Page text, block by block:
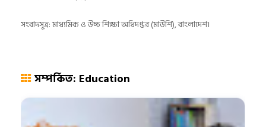
সংবাদসূত্র: মাধ্যমিক ও উচ্চ শিক্ষা অধিদপ্তর (মাউশি), বাংলাদেশ।
সম্পর্কিত: Education